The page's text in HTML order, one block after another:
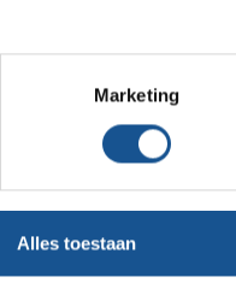
Marketing
Alles toestaan
RVS
Contact
Ons team
Klantcases
Vacatures